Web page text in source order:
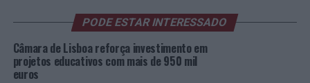
individuais de cocaína; 165,9 doses individuais de
heroína; 3,26 doses individuais de haxixe; 1 arma branca,
PODE ESTAR INTERESSADO
Câmara de Lisboa reforça investimento em
projetos educativos com mais de 950 mil
euros